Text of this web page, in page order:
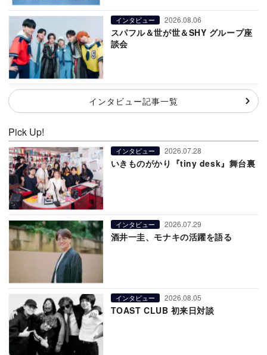
インタビュー 2026.08.06
スパフル＆世が世＆SHY グループ座
談会
インタビュー記事一覧
Pick Up!
インタビュー 2026.07.28
いきものがかり『tiny desk』舞台裏
インタビュー 2026.07.29
酒井一圭、モナキの活躍を語る
インタビュー 2026.08.05
TOAST CLUB 初来日対談